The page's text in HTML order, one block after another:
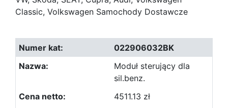
Classic, Volkswagen Samochody Dostawcze
022906032BK
Moduł sterujący dla
sil.benz.
4511.13 zł